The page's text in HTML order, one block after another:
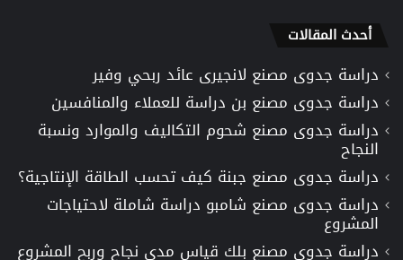
أحدث المقالات
دراسة جدوى مصنع لانجيرى عائد ربحي وفير
دراسة جدوى مصنع بن دراسة للعملاء والمنافسين
دراسة جدوى مصنع شحوم التكاليف والموارد ونسبة
النجاح
دراسة جدوى مصنع جبنة كيف تحسب الطاقة الإنتاجية؟
دراسة جدوى مصنع شامبو دراسة شاملة لاحتياجات
المشروع
دراسة جدوى مصنع بلك قياس مدى نجاح وربح المشروع